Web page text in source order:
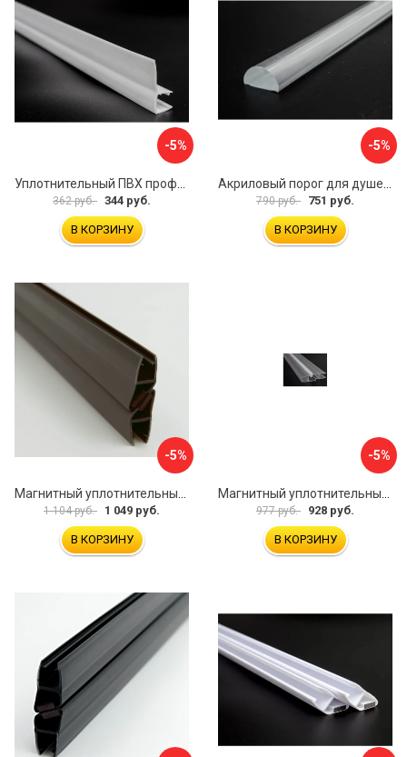
-5%
362 руб. 344 руб.
В КОРЗИНУ
-5%
790 руб. 751 руб.
В КОРЗИНУ
-5%
1 104 руб. 1 049 руб.
В КОРЗИНУ
-5%
977 руб. 928 руб.
В КОРЗИНУ